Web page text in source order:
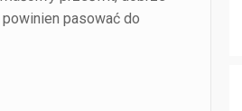
pasować do